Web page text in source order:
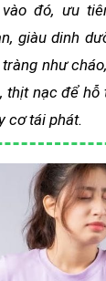
vào đó, ưu
giàu dinh
như
thịt nạc để hỗ
cơ tái phát.